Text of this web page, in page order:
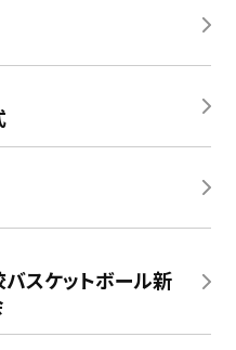
スケットボール新